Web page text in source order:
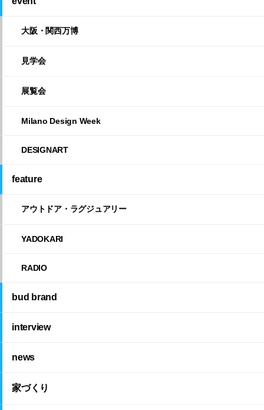
大阪・関西万博
見学会
展覧会
Milano Design Week
DESIGNART
feature
アウトドア・ラグジュアリー
YADOKARI
RADIO
bud brand
interview
news
家づくり